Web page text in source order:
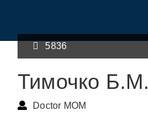
5836
Тимочко Б.М.
Doctor MOM